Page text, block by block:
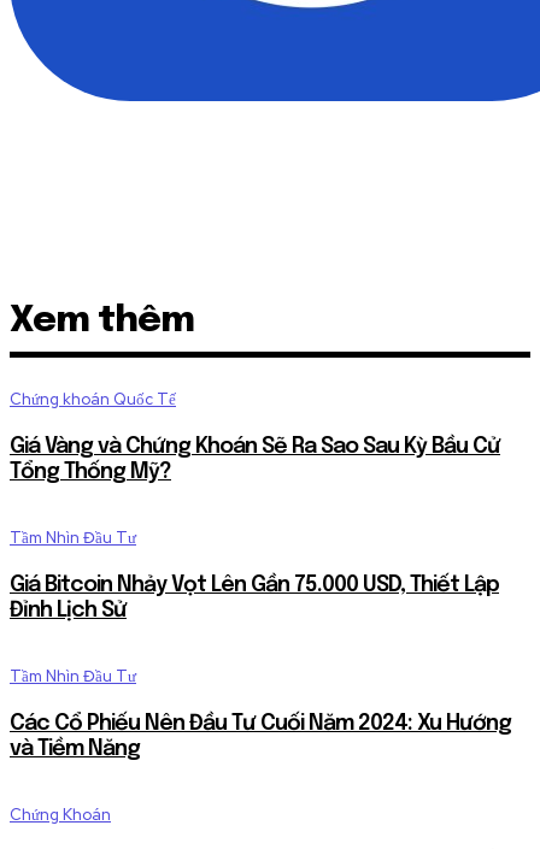
Xem thêm
Chứng khoán Quốc Tế
Giá Vàng và Chứng Khoán Sẽ Ra Sao Sau Kỳ Bầu Cử
Tổng Thống Mỹ?
Tầm Nhìn Đầu Tư
Giá Bitcoin Nhảy Vọt Lên Gần 75.000 USD, Thiết Lập
Đỉnh Lịch Sử
Tầm Nhìn Đầu Tư
Các Cổ Phiếu Nên Đầu Tư Cuối Năm 2024: Xu Hướng
và Tiềm Năng
Chứng Khoán